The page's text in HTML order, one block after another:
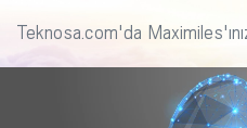
Teknosa.com'da